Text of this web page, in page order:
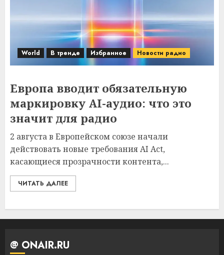
World В тренде Избранное Новости радио
Европа вводит обязательную
маркировку AI-аудио: что это
значит для радио
2 августа в Европейском союзе начали
действовать новые требования AI Act,
касающиеся прозрачности контента,...
ЧИТАТЬ ДАЛЕЕ
@ ONAIR.RU